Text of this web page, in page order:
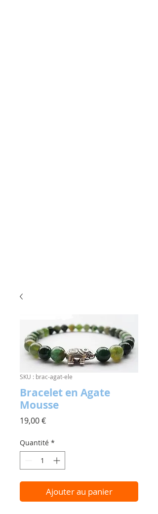
SKU : brac-agat-ele
Bracelet en Agate
Mousse
19,00 €Prix
Quantité *
Ajouter au panier